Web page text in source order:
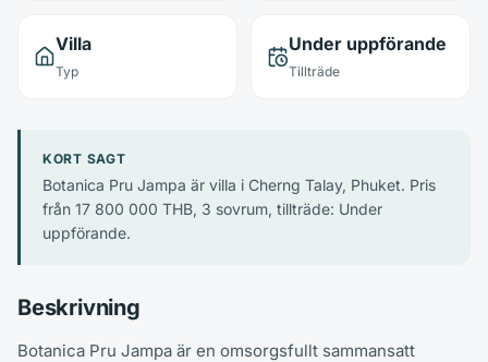
Villa
Typ
Under uppförande
Tillträde
KORT SAGT
Botanica Pru Jampa är villa i Cherng Talay, Phuket. Pris
från 17 800 000 THB, 3 sovrum, tillträde: Under
uppförande.
Beskrivning
Botanica Pru Jampa är en omsorgsfullt sammansatt